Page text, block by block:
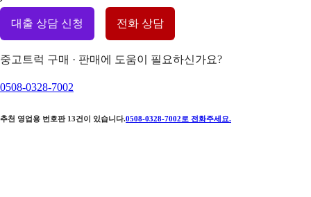
대출 상담 신청 전화 상담
중고트럭 구매 · 판매에 도움이 필요하신가요?
0508-0328-7002
추천 영업용 번호판 13건이 있습니다.0508-0328-7002 로 전화주세요.